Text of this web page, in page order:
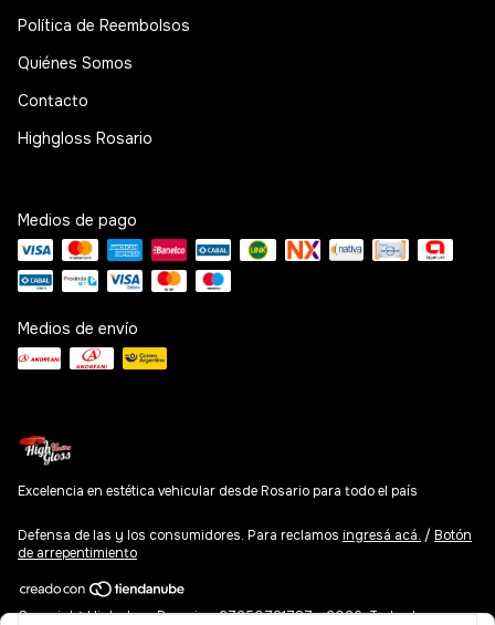
Política de Reembolsos
Quiénes Somos
Contacto
Highgloss Rosario
Medios de pago
Medios de envío
Excelencia en estética vehicular desde Rosario para todo el país
Defensa de las y los consumidores. Para reclamos ingresá acá. / Botón
de arrepentimiento
Copyright Highgloss Rosario - 27250721787 - 2026. Todos los